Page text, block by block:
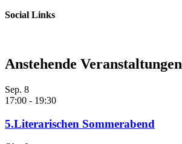
Social Links
Anstehende Veranstaltungen
Sep. 8
17:00 - 19:30
5.Literarischen Sommerabend